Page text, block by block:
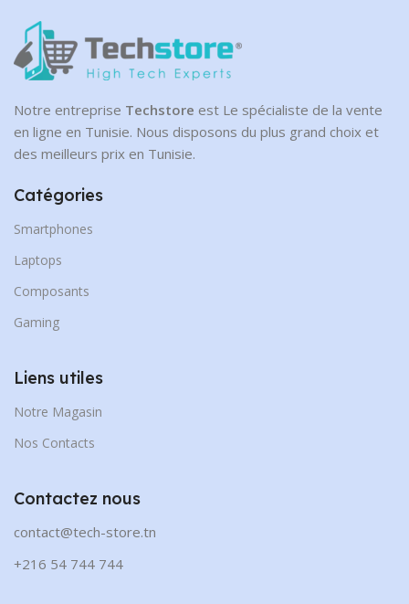
Notre entreprise Techstore est Le spécialiste de la vente
en ligne en Tunisie. Nous disposons du plus grand choix et
des meilleurs prix en Tunisie.
Catégories
Smartphones
Laptops
Composants
Gaming
Liens utiles
Notre Magasin
Nos Contacts
Contactez nous
contact@tech-store.tn
+216 54 744 744